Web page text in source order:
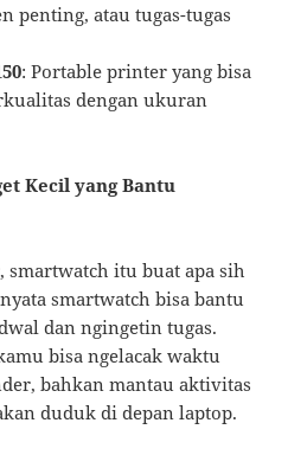
penting, atau tugas-tugas
: Portable printer yang bisa
dengan ukuran
Kecil yang Bantu
itu buat apa sih
smartwatch bisa bantu
dan ngingetin tugas.
bisa ngelacak waktu
bahkan mantau aktivitas
duduk di depan laptop.